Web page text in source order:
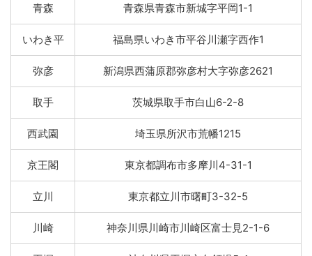
青森 青森県青森市新城字平岡1-1
いわき平 福島県いわき市平谷川瀬字西作1
弥彦 新潟県西蒲原郡弥彦村大字弥彦2621
取手 茨城県取手市白山6-2-8
西武園 埼玉県所沢市荒幡1215
京王閣 東京都調布市多摩川4-31-1
立川 東京都立川市曙町3-32-5
川崎 神奈川県川崎市川崎区富士見2-1-6